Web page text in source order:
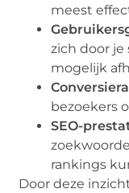
meest
zich door je
mogelijk
bezoekers
SEO-
rankings
Door deze